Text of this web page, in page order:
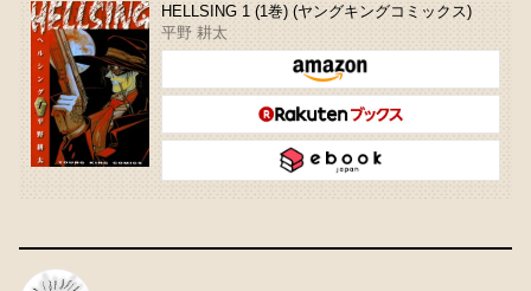
HELLSING 1 (1巻) (ヤングキングコミックス)
平野 耕太